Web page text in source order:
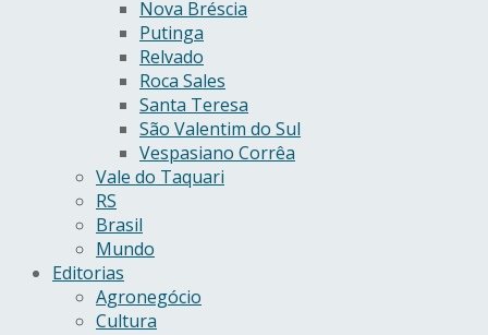
Nova Bréscia
Putinga
Relvado
Roca Sales
Santa Teresa
São Valentim do Sul
Vespasiano Corrêa
Vale do Taquari
RS
Brasil
Mundo
Editorias
Agronegócio
Cultura